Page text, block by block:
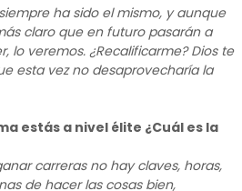
ha sido el mismo, y aunque
claro que en futuro pasarán a
veremos. ¿Recalificarme? Dios te
esta vez no desaprovecharía la
estás a nivel élite ¿Cuál es la
carreras no hay claves, horas,
de hacer las cosas bien,